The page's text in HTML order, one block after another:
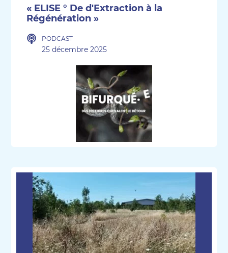
« ELISE ° De d'Extraction à la
Régénération »
PODCAST
25 décembre 2025